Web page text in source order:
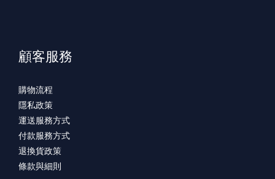
顧客服務
購物流程
隱私政策
運送服務方式
付款服務方式
退換貨政策
條款與細則